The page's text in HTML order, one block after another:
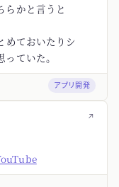
らかと言うと
めておいたりシ
ていた。
アプリ開発
↗